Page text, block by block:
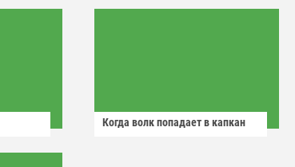
Когда волк попадает в капкан